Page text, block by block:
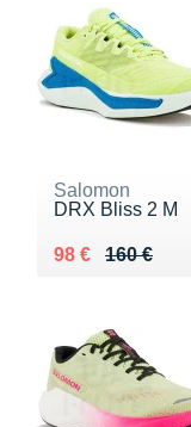
Salomon
DRX Bliss 2 M
160 €
Au lieu de 160 €
98 €
Vendu 98 €